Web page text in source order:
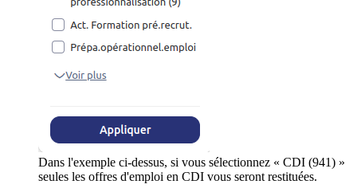
Dans l'exemple ci-dessus, si vous sélectionnez « CDI (941) »
seules les offres d'emploi en CDI vous seront restituées.